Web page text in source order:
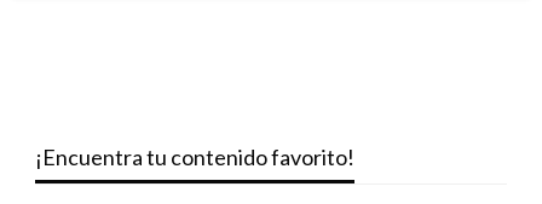
¡Encuentra tu contenido favorito!